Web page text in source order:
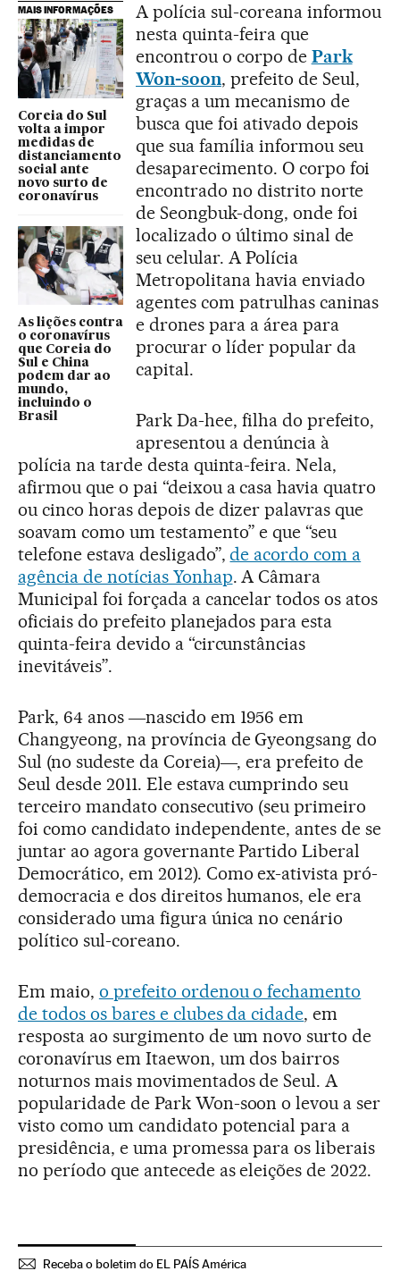
MAIS INFORMAÇÕES
Coreia do Sul
volta a impor
medidas de
distanciamento
social ante
novo surto de
coronavírus
As lições contra
o coronavírus
que Coreia do
Sul e China
podem dar ao
mundo,
incluindo o
Brasil
A polícia sul-coreana informou
nesta quinta-feira que
encontrou o corpo de Park
Won-soon, prefeito de Seul,
graças a um mecanismo de
busca que foi ativado depois
que sua família informou seu
desaparecimento. O corpo foi
encontrado no distrito norte
de Seongbuk-dong, onde foi
localizado o último sinal de
seu celular. A Polícia
Metropolitana havia enviado
agentes com patrulhas caninas
e drones para a área para
procurar o líder popular da
capital.
Park Da-hee, filha do prefeito,
apresentou a denúncia à
polícia na tarde desta quinta-feira. Nela,
afirmou que o pai “deixou a casa havia quatro
ou cinco horas depois de dizer palavras que
soavam como um testamento” e que “seu
telefone estava desligado”,de acordo com a
agência de notícias Yonhap. A Câmara
Municipal foi forçada a cancelar todos os atos
oficiais do prefeito planejados para esta
quinta-feira devido a “circunstâncias
inevitáveis”.
Park, 64 anos ―nascido em 1956 em
Changyeong, na província de Gyeongsang do
Sul (no sudeste da Coreia)―, era prefeito de
Seul desde 2011. Ele estava cumprindo seu
terceiro mandato consecutivo (seu primeiro
foi como candidato independente, antes de se
juntar ao agora governante Partido Liberal
Democrático, em 2012). Como ex-ativista pró-
democracia e dos direitos humanos, ele era
considerado uma figura única no cenário
político sul-coreano.
Em maio, o prefeito ordenou o fechamento
de todos os bares e clubes da cidade, em
resposta ao surgimento de um novo surto de
coronavírus em Itaewon, um dos bairros
noturnos mais movimentados de Seul. A
popularidade de Park Won-soon o levou a ser
visto como um candidato potencial para a
presidência, e uma promessa para os liberais
no período que antecede as eleições de 2022.
Receba o boletim do EL PAÍS América